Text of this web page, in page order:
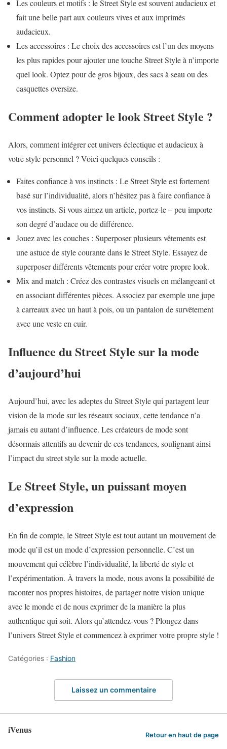
Les couleurs et motifs : le Street Style est souvent audacieux et
fait une belle part aux couleurs vives et aux imprimés
audacieux.
Les accessoires : Le choix des accessoires est l’un des moyens
les plus rapides pour ajouter une touche Street Style à n’importe
quel look. Optez pour de gros bijoux, des sacs à seau ou des
casquettes oversize.
Comment adopter le look Street Style ?
Alors, comment intégrer cet univers éclectique et audacieux à
votre style personnel ? Voici quelques conseils :
Faites confiance à vos instincts : Le Street Style est fortement
basé sur l’individualité, alors n’hésitez pas à faire confiance à
vos instincts. Si vous aimez un article, portez-le – peu importe
son degré d’audace ou de différence.
Jouez avec les couches : Superposer plusieurs vêtements est
une astuce de style courante dans le Street Style. Essayez de
superposer différents vêtements pour créer votre propre look.
Mix and match : Créez des contrastes visuels en mélangeant et
en associant différentes pièces. Associez par exemple une jupe
à carreaux avec un haut à pois, ou un pantalon de survêtement
avec une veste en cuir.
Influence du Street Style sur la mode
d’aujourd’hui
Aujourd’hui, avec les adeptes du Street Style qui partagent leur
vision de la mode sur les réseaux sociaux, cette tendance n’a
jamais eu autant d’influence. Les créateurs de mode sont
désormais attentifs au devenir de ces tendances, soulignant ainsi
l’impact du street style sur la mode actuelle.
Le Street Style, un puissant moyen
d’expression
En fin de compte, le Street Style est tout autant un mouvement de
mode qu’il est un mode d’expression personnelle. C’est un
mouvement qui célèbre l’individualité, la liberté de style et
l’expérimentation. À travers la mode, nous avons la possibilité de
raconter nos propres histoires, de partager notre vision unique
avec le monde et de nous exprimer de la manière la plus
authentique qui soit. Alors qu’attendez-vous ? Plongez dans
l’univers Street Style et commencez à exprimer votre propre style !
Catégories : Fashion
Laissez un commentaire
iVenus Retour en haut de page